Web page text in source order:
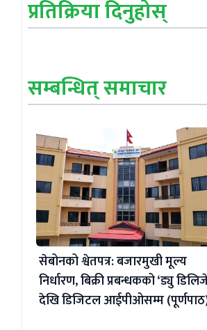
प्रतिक्रिया दिनुहोस्
सम्बन्धित् समाचार
सेबोनको श्वेतपत्र: बजारमुखी मूल्य
निर्धारण, बिक्री प्रबन्धकको ‘ड्यु
देखि डिजिटल आईपीओसम्म